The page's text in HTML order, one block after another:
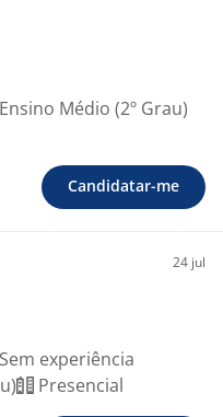
Ensino Médio (2º Grau)
Candidatar-me
24 jul
Sem experiência
Presencial